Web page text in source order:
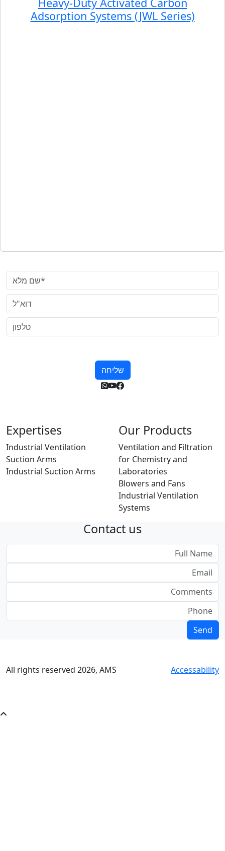
Adsorption Systems (JWL Series)
שליחה
Expertises
Industrial Ventilation
Suction Arms
Industrial Suction Arms
Our Products
Ventilation and Filtration
for Chemistry and
Laboratories
Blowers and Fans
Industrial Ventilation
Systems
Contact us
All rights reserved 2026, AMS Accessability